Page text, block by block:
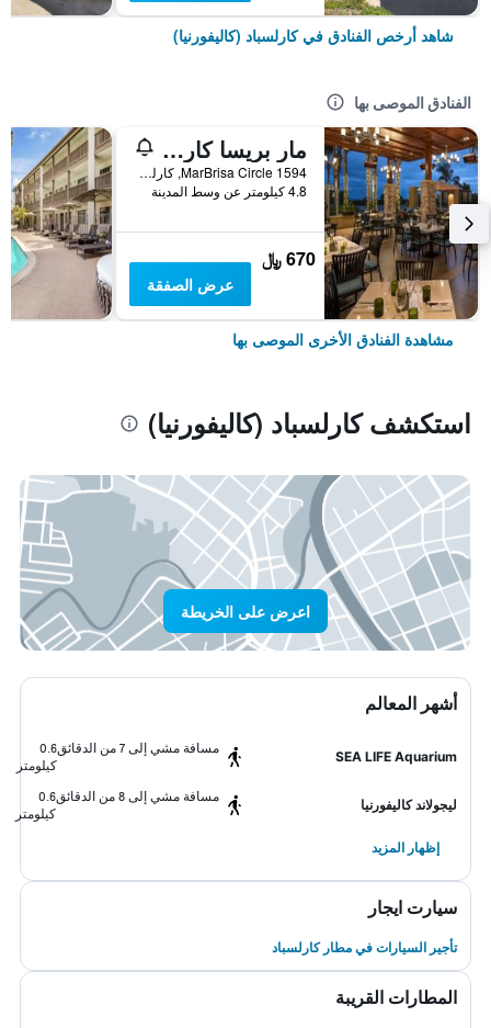
شاهد أرخص الفنادق في كارلسباد (كاليفورنيا)
الفنادق الموصى بها
مار بريسا كارلسباد ريزورت
1594 MarBrisa Circle, كارلسباد (كاليفورنيا), CA, الولايات المتحدة الأميريكية
4.8 كيلومتر عن وسط المدينة
670 ﷼
عرض الصفقة
مشاهدة الفنادق الأخرى الموصى بها
استكشف كارلسباد (كاليفورنيا)
اعرض على الخريطة
أشهر المعالم
SEA LIFE Aquarium
مسافة مشي إلى 7 من الدقائق
0.6
كيلومتر
ليجولاند كاليفورنيا
مسافة مشي إلى 8 من الدقائق
0.6
كيلومتر
إظهار المزيد
سيارت ايجار
تأجير السيارات في مطار كارلسباد
المطارات القريبة